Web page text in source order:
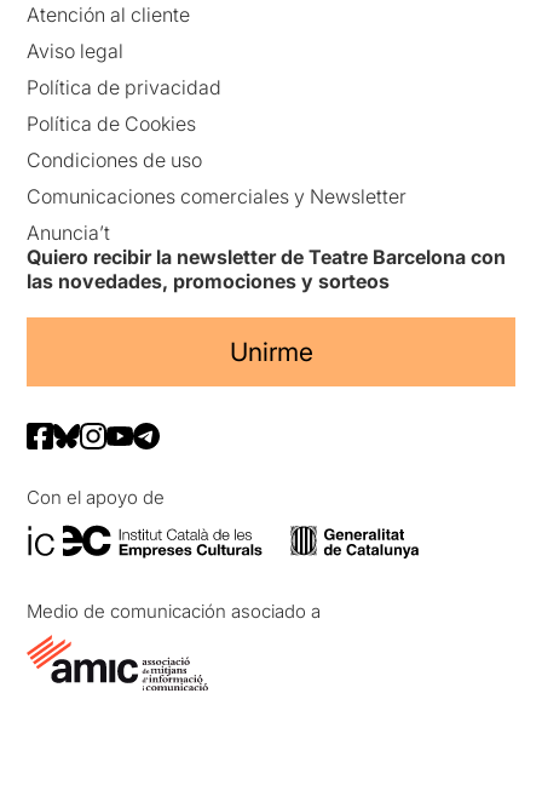
Atención al cliente
Aviso legal
Política de privacidad
Política de Cookies
Condiciones de uso
Comunicaciones comerciales y Newsletter
Anuncia’t
Quiero recibir la newsletter de Teatre Barcelona con
las novedades, promociones y sorteos
Unirme
Con el apoyo de
Medio de comunicación asociado a